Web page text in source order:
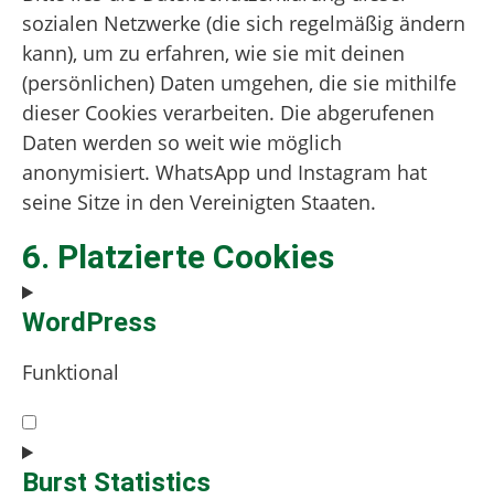
sozialen Netzwerke (die sich regelmäßig ändern
kann), um zu erfahren, wie sie mit deinen
(persönlichen) Daten umgehen, die sie mithilfe
dieser Cookies verarbeiten. Die abgerufenen
Daten werden so weit wie möglich
anonymisiert. WhatsApp und Instagram hat
seine Sitze in den Vereinigten Staaten.
6. Platzierte Cookies
WordPress
Funktional
Consent
to
service
Burst Statistics